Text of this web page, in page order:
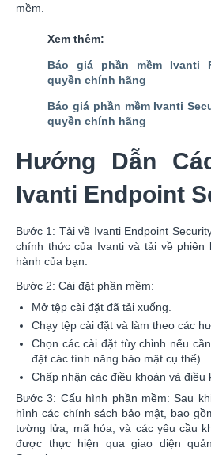
mềm.
Xem thêm:
Báo giá phần mềm Ivanti
quyền chính hãng
Báo giá phần mềm Ivanti
quyền chính hãng
Hướng Dẫn
Ivanti Endpoint
Bước 1: Tải về Ivanti Endpoint
chính thức của Ivanti và tải về phiên
hành của bạn.
Bước 2: Cài đặt phần mềm:
Mở tệp cài đặt đã tải xuống.
Chạy tệp cài đặt và làm theo các
Chọn các cài đặt tùy chỉnh nếu
đặt các tính năng bảo mật cụ thể).
Chấp nhận các điều khoản và điều
Bước 3: Cấu hình phần mềm: Sau
hình các chính sách bảo mật, bao
tường lửa, mã hóa, và các yêu cầu
được thực hiện qua giao diện